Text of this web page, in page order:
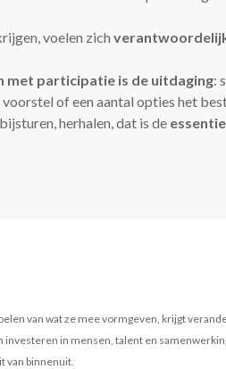
voelen zich
met participatie is de uitdaging:
of een aantal opties het
herhalen, dat is de
van wat ze mee vormgeven, krijgt
investeren in mensen, talent en
van binnenuit.